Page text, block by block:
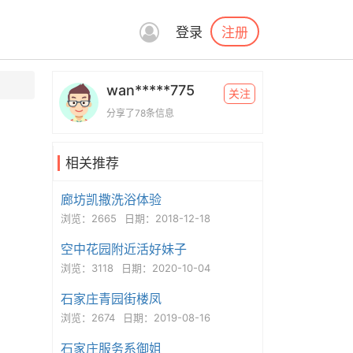
登录 注册
wan*****775
分享了78条信息
关注
相关推荐
廊坊凯撒洗浴体验
浏览：2665 日期：2018-12-18
空中花园附近活好妹子
浏览：3118 日期：2020-10-04
石家庄青园街楼凤
浏览：2674 日期：2019-08-16
石家庄服务系御姐